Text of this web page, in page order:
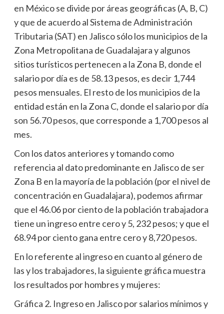
en México se divide por áreas geográficas (A, B, C)
y que de acuerdo al Sistema de Administración
Tributaria (SAT) en Jalisco sólo los municipios de la
Zona Metropolitana de Guadalajara y algunos
sitios turísticos pertenecen a la Zona B, donde el
salario por día es de 58.13 pesos, es decir 1,744
pesos mensuales. El resto de los municipios de la
entidad están en la Zona C, donde el salario por día
son 56.70 pesos, que corresponde a 1,700 pesos al
mes.
Con los datos anteriores y tomando como
referencia al dato predominante en Jalisco de ser
Zona B en la mayoría de la población (por el nivel de
concentración en Guadalajara), podemos afirmar
que el 46.06 por ciento de la población trabajadora
tiene un ingreso entre cero y 5, 232 pesos; y que el
68.94 por ciento gana entre cero y 8,720 pesos.
En lo referente al ingreso en cuanto al género de
las y los trabajadores, la siguiente gráfica muestra
los resultados por hombres y mujeres:
Gráfica 2. Ingreso en Jalisco por salarios mínimos y